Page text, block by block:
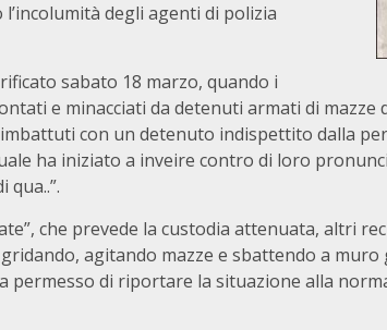
degli agenti di polizia
sabato 18 marzo, quando i
e minacciati da detenuti armati di mazze
con un detenuto indispettito dalla
ha iniziato a inveire contro di loro
qua..”.
che prevede la custodia attenuata, altri
agitando mazze e sbattendo a muro
permesso di riportare la situazione alla